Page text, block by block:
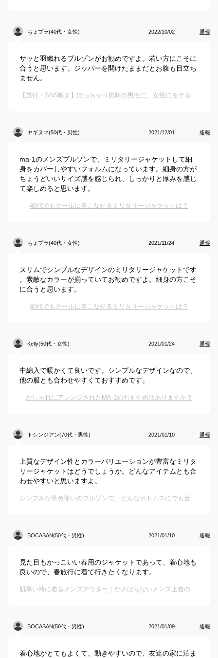
ちょプラ(40代・女性) 2022/10/02 通報
サッと羽織れるブルゾンがお勧めですよ。若い方にこそに
合うと思います。ジッパーを開けたままだとお腹も目立ち
ません。
【旅行・SNS映え】ぽっちゃり気味の男性に、女性にモテる！かっこいいアウターを教えてください。
ヤギヌマ(50代・男性) 2021/12/01 通報
ma-1のメンズブルゾンで、ミリタリージャケットして細
身をカバーしやすいフォルムになっています。細身の方が
ちょうどいいサイズ感を感じられ、しっかりと厚みを感じ
て楽しめると思います。
40代でもクールに着こなせるミリタリージャケットは？
ちょプラ(40代・女性) 2021/11/24 通報
スリムでシンプルなデザインのミリタリージャケットです
。素敵なカラーが揃っていてお勧めですよ。細身の方こそ
に合うと思います。
40代でもクールに着こなせるミリタリージャケットは？
Kelly(50代・女性) 2021/01/24 通報
中綿入で暖かくて良いです。シンプルなデザインなので、
他の服とも合わせやすくておすすめです。
おしゃれにアレンジされたMA-1のおすすめはありますか？
トシンジアン(70代・男性) 2021/01/10 通報
上質なデザイン性とカラーバリエーションが豊富なミリタ
リージャケットはどうでしょうか。どんなアイテムとも合
わせやすいと思いますよ。
シンプルな単色使いのブルゾンで、どんなボトムスにでも合いそうなものは？
BOCASAN(50代・男性) 2021/01/10 通報
見た目もかっこいい春用のジャケットであって、着心地も
良いので、春旅行に着て行きたくなります。
肌寒い時に着るメンズアウター｜かさばらないメンズ上着のおすすめは？
BOCASAN(50代・男性) 2021/01/09 通報
着心地がとてもよくて、動きやすいので、友達の家に泊ま